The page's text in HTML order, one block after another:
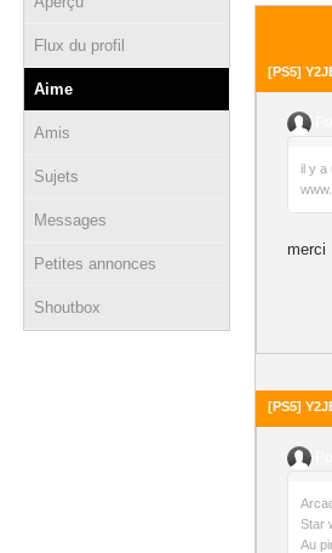
Flux du profil
Aime
Amis
Sujets
Messages
Petites annonces
Shoutbox
[PS5]
il y a
merci
[PS5]
Star
Au